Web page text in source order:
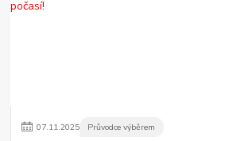
07.11.2025 Průvodce výběrem